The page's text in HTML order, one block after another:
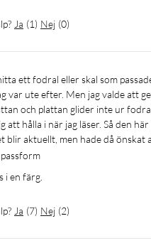
Ja (1) Nej (0)
var ute efter. Men jag valde att
och plattan glider inte ur
att hålla i när jag läser. Så den
blir aktuellt, men hade då
i en färg.
Ja (7) Nej (2)